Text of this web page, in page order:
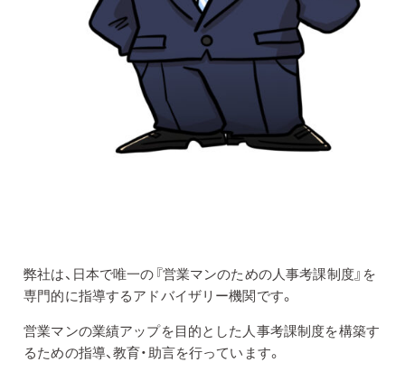
弊社は、日本で唯一の『営業マンのための人事考課制度』を
専門的に指導するアドバイザリー機関です。
営業マンの業績アップを目的とした人事考課制度を構築す
るための指導、教育・助言を行っています。